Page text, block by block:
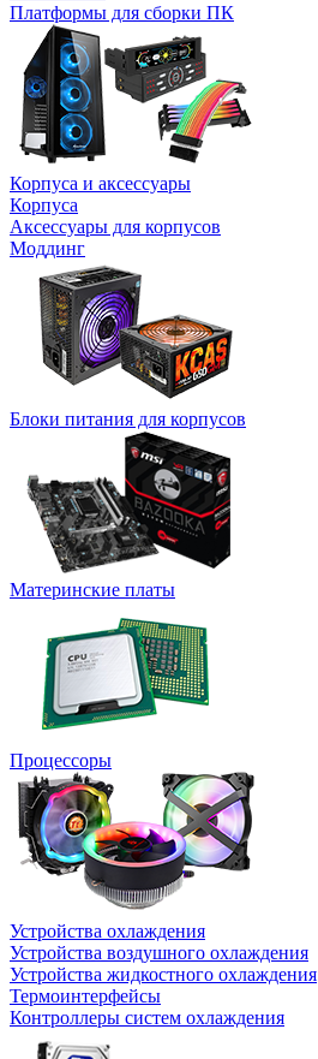
Платформы для сборки ПК
Корпуса и аксессуары
Корпуса
Аксессуары для корпусов
Моддинг
Блоки питания для корпусов
Материнские платы
Процессоры
Устройства охлаждения
Устройства воздушного охлаждения
Устройства жидкостного охлаждения
Термоинтерфейсы
Контроллеры систем охлаждения